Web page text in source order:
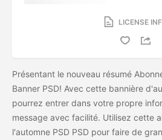
LICENSE
Présentant le nouveau résumé
Banner PSD! Avec cette bannière
pourrez entrer dans votre propre
message avec facilité. Utilisez cette
l'automne PSD PSD pour faire de